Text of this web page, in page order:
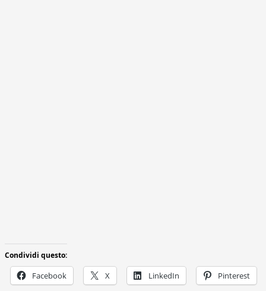
Condividi questo:
Facebook X LinkedIn Pinterest